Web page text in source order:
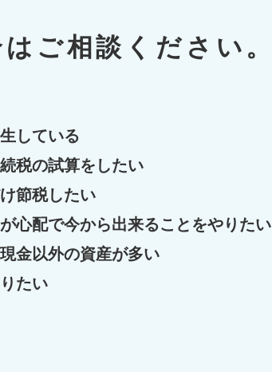
ご相談ください。
している
税の試算をしたい
節税したい
心配で今から出来ることをやりたい
金以外の資産が多い
たい